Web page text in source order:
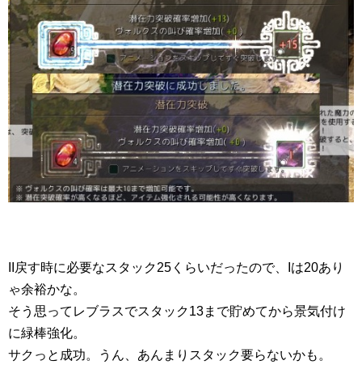
II戻す時に必要なスタック25くらいだったので、Iは20あり
ゃ余裕かな。
そう思ってレブラスでスタック13まで貯めてから景気付け
に緑棒強化。
サクっと成功。うん、あんまりスタック要らないかも。